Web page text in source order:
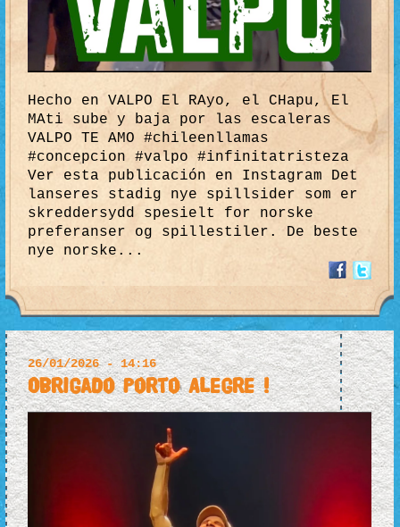
Hecho en VALPO El RAyo, el CHapu, El
MAti sube y baja por las escaleras
VALPO TE AMO #chileenllamas
#concepcion #valpo #infinitatristeza
Ver esta publicación en Instagram Det
lanseres stadig nye spillsider som er
skreddersydd spesielt for norske
preferanser og spillestiler. De beste
nye norske...
26/01/2026 - 14:16
Obrigado Porto Alegre !